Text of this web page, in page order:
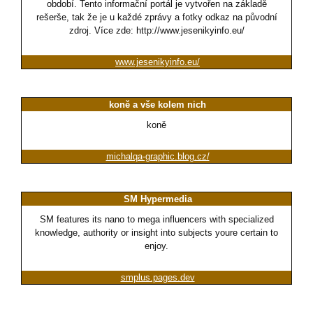
období. Tento informační portál je vytvořen na základě
rešerše, tak že je u každé zprávy a fotky odkaz na původní
zdroj. Více zde: http://www.jesenikyinfo.eu/
www.jesenikyinfo.eu/
koně a vše kolem nich
koně
michalqa-graphic.blog.cz/
SM Hypermedia
SM features its nano to mega influencers with specialized
knowledge, authority or insight into subjects youre certain to
enjoy.
smplus.pages.dev